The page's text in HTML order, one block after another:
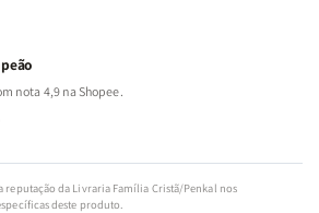
nota 4,9 na Shopee.
reputação da Livraria Família Cristã/Penkal nos
deste produto.